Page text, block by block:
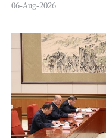
06-Aug-2026